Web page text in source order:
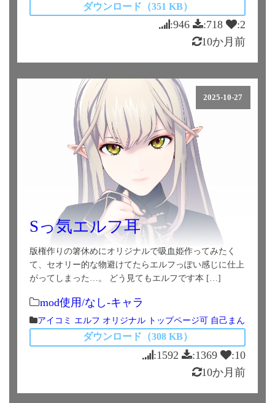
ダウンロード（351 KB）
:946 :718
:2
10か月前
2025-10-27
Sっ気エルフ耳
版権作りの箸休めにオリジナルで吸血姫作ってみたく
て、セオリー的な物避けてたらエルフっぽい感じに仕上
がってしまった…。 どう見てもエルフです本 […]
mod使用/なし-キャラ
アイコミ エルフ オリジナル トップページ可 自己まん
ダウンロード（308 KB）
:1592 :1369
:10
10か月前